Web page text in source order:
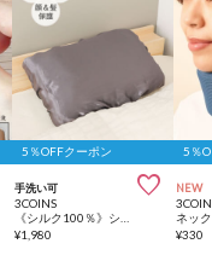
5％OFFクーポン
手洗い可 
3COINS
¥1,980
5％
NEW
ネッ
¥330